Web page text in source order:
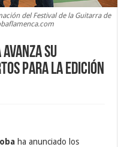
del Festival de la Guitarra de
su
para la edición
ha anunciado los